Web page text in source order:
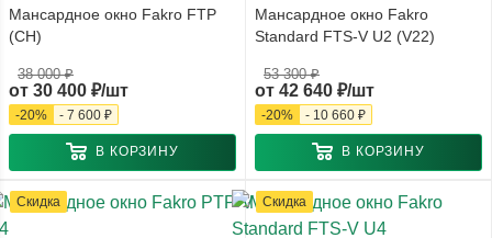
Мансардное окно Fakro FTP
(CH)
от 30 400 ₽/шт
38 000 ₽
-20% - 7 600 ₽
В КОРЗИНУ
Мансардное окно Fakro
Standard FTS-V U2 (V22)
от 42 640 ₽/шт
53 300 ₽
-20% - 10 660 ₽
В КОРЗИНУ
Скидка Скидка